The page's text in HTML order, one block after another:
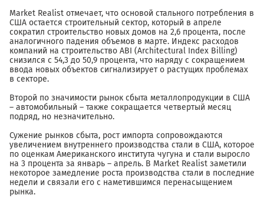
Market Realist отмечает, что основой стального потребления в
США остается строительный сектор, который в апреле
сократил строительство новых домов на 2,6 процента, после
аналогичного падения объемов в марте. Индекс расходов
компаний на строительство ABI (Architectural Index Billing)
снизился с 54,3 до 50,9 процента, что наряду с сокращением
ввода новых объектов сигнализирует о растущих проблемах
в секторе.
Второй по значимости рынок сбыта металлопродукции в США
– автомобильный – также сокращается четвертый месяц
подряд, но незначительно.
Сужение рынков сбыта, рост импорта сопровождаются
увеличением внутреннего производства стали в США, которое
по оценкам Американского института чугуна и стали выросло
на 3 процента за январь – апрель. В Market Realist заметили
некоторое замедление роста производства стали в последние
недели и связали его с наметившимся перенасыщением
рынка.